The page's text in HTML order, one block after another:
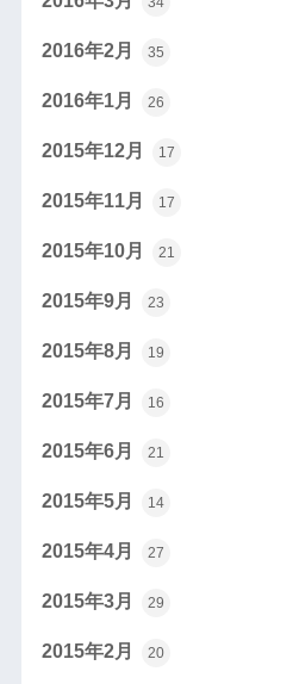
2016年2月 35
2016年1月 26
2015年12月 17
2015年11月 17
2015年10月 21
2015年9月 23
2015年8月 19
2015年7月 16
2015年6月 21
2015年5月 14
2015年4月 27
2015年3月 29
2015年2月 20